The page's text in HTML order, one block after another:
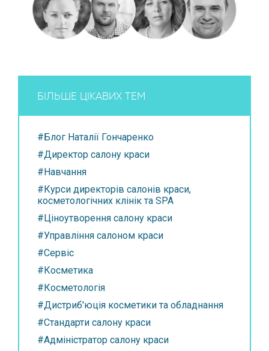
БІЛЬШЕ ЦІКАВИХ ТЕМ
#Блог Наталії Гончаренко
#Директор салону краси
#Навчання
#Курси директорів салонів краси,
косметологічних клінік та SPA
#Ціноутворення салону краси
#Управління салоном краси
#Сервіс
#Косметика
#Косметологія
#Дистриб'юція косметики та обладнання
#Стандарти салону краси
#Адміністратор салону краси